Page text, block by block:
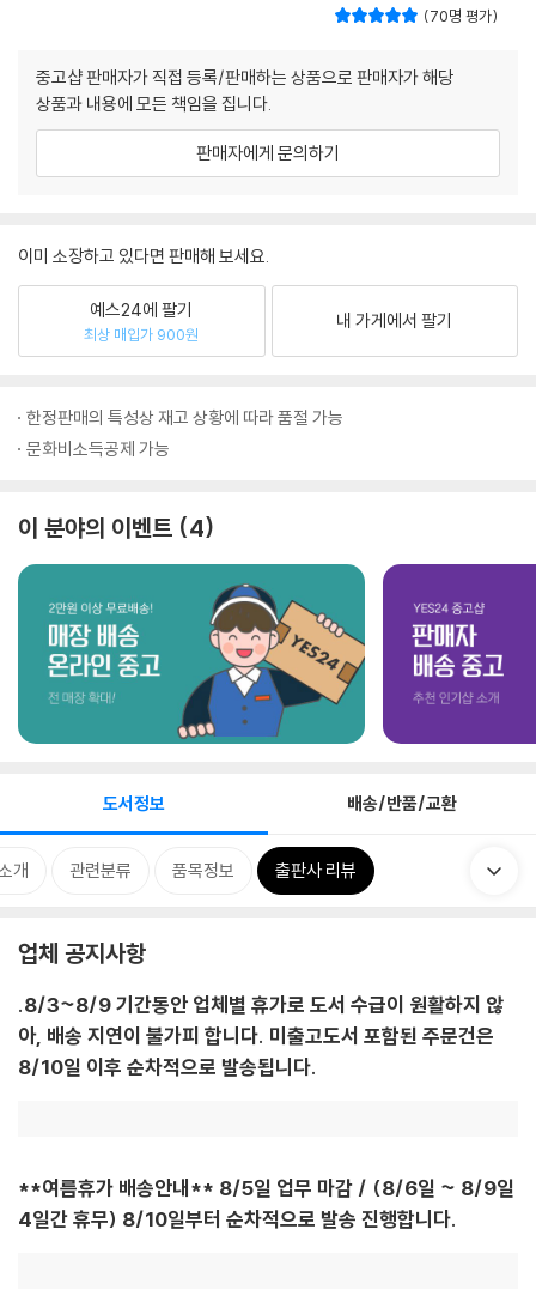
70명 평가
중고샵 판매자가 직접 등록/판매하는 상품으로 판매자가 해당
상품과 내용에 모든 책임을 집니다.
판매자에게 문의하기
이미 소장하고 있다면 판매해 보세요.
예스24에 팔기
최상 매입가 900원
내 가게에서 팔기
한정판매의 특성상 재고 상황에 따라 품절 가능
문화비소득공제 가능
이 분야의 이벤트 4
도서정보 배송/반품/교환
개 관련분류 품목정보 출판사 리뷰
업체 공지사항
.8/3~8/9 기간동안 업체별 휴가로 도서 수급이 원활하지 않
아, 배송 지연이 불가피 합니다. 미출고도서 포함된 주문건은
8/10일 이후 순차적으로 발송됩니다.
**여름휴가 배송안내** 8/5일 업무 마감 / (8/6일 ~ 8/9일
4일간 휴무) 8/10일부터 순차적으로 발송 진행합니다.